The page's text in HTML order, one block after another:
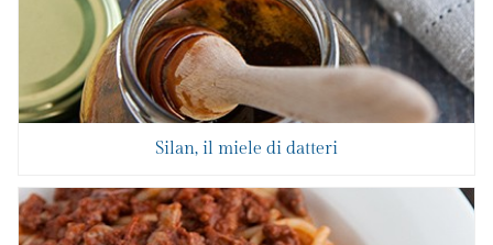
Silan, il miele di datteri